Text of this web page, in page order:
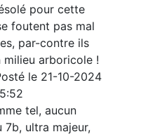
pour cette
foutent pas mal
par-contre ils
milieu arboricole !
le 21-10-2024
tel, aucun
7b, ultra majeur,